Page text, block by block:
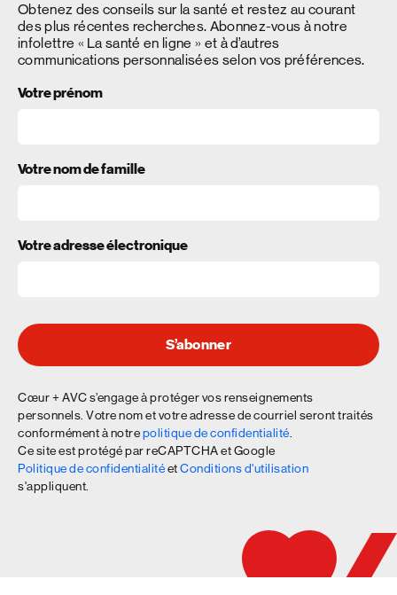
Obtenez des conseils sur la santé et restez au courant
des plus récentes recherches. Abonnez-vous à notre
infolettre « La santé en ligne » et à d’autres
communications personnalisées selon vos préférences.
Votre prénom
Votre nom de famille
Votre adresse électronique
S’abonner
Cœur + AVC s’engage à protéger vos renseignements
personnels. Votre nom et votre adresse de courriel seront traités
conformément à notrepolitique de confidentialité
Ce site est protégé par reCAPTCHA et Google
Politique de confidentialitéetConditions d'utilisation
s'appliquent.